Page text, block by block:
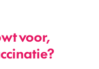
voor,